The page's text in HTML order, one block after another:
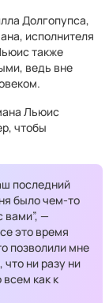
Долгопупса,
исполнителя
также
ведь вне
Льюис
чтобы
последний
было чем-то
вами”, —
это время
позволили мне
что ни разу ни
всем как к